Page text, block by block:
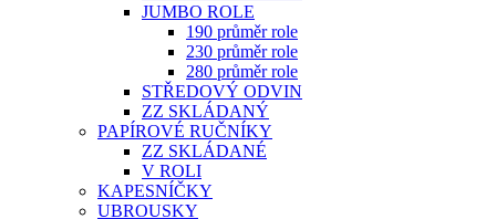
JUMBO ROLE
190 průměr role
230 průměr role
280 průměr role
STŘEDOVÝ ODVIN
ZZ SKLÁDANÝ
PAPÍROVÉ RUČNÍKY
ZZ SKLÁDANÉ
V ROLI
KAPESNÍČKY
UBROUSKY